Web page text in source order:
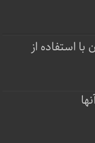
استفاده از